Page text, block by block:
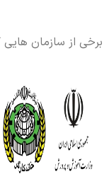
برخی از سازمان هایی